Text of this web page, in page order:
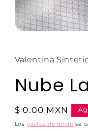
Valentina
Nube
$ 0.00 MXN
Los gastos de envío se